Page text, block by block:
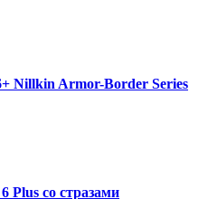
Nillkin Armor-Border Series
Plus со стразами